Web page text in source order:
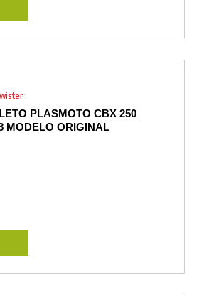
PLASMOTO CBX 250
MODELO ORIGINAL